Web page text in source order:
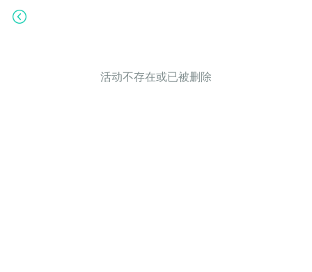
活动不存在或已被删除